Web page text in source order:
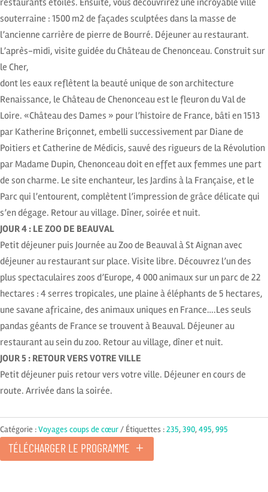
souterraine : 1500 m2 de façades sculptées dans la masse de
l’ancienne carrière de pierre de Bourré. Déjeuner au restaurant.
L’après-midi, visite guidée du Château de Chenonceau. Construit sur
le Cher,
dont les eaux reflètent la beauté unique de son architecture
Renaissance, le Château de Chenonceau est le fleuron du Val de
Loire. «Château des Dames » pour l’histoire de France, bâti en 1513
par Katherine Briçonnet, embelli successivement par Diane de
Poitiers et Catherine de Médicis, sauvé des rigueurs de la Révolution
par Madame Dupin, Chenonceau doit en effet aux femmes une part
de son charme. Le site enchanteur, les Jardins à la Française, et le
Parc qui l’entourent, complètent l’impression de grâce délicate qui
s’en dégage. Retour au village. Dîner, soirée et nuit.
JOUR 4 : LE ZOO DE BEAUVAL
Petit déjeuner puis Journée au Zoo de Beauval à St Aignan avec
déjeuner au restaurant sur place. Visite libre. Découvrez l’un des
plus spectaculaires zoos d’Europe, 4 000 animaux sur un parc de 22
hectares : 4 serres tropicales, une plaine à éléphants de 5 hectares,
une savane africaine, des animaux uniques en France….Les seuls
pandas géants de France se trouvent à Beauval. Déjeuner au
restaurant au sein du zoo. Retour au village, dîner et nuit.
JOUR 5 : RETOUR VERS VOTRE VILLE
Petit déjeuner puis retour vers votre ville. Déjeuner en cours de
route. Arrivée dans la soirée.
Catégorie :Voyages coups de cœur Étiquettes :235,390,495,995
TÉLÉCHARGER LE PROGRAMME